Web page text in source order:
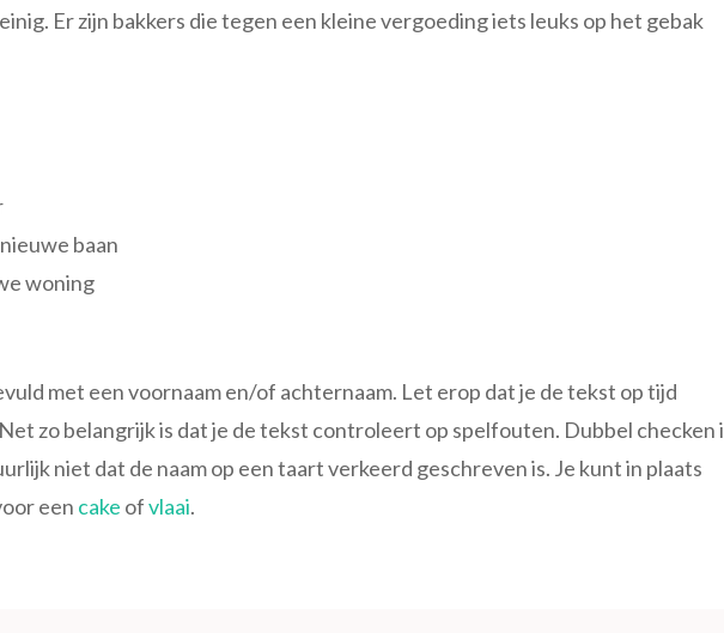
Er zijn bakkers die tegen een kleine vergoeding iets leuks op het gebak
baan
woning
met een voornaam en/of achternaam. Let erop dat je de tekst op tijd
zo belangrijk is dat je de tekst controleert op spelfouten. Dubbel checken
niet dat de naam op een taart verkeerd geschreven is. Je kunt in plaats
een cake ofvlaai.